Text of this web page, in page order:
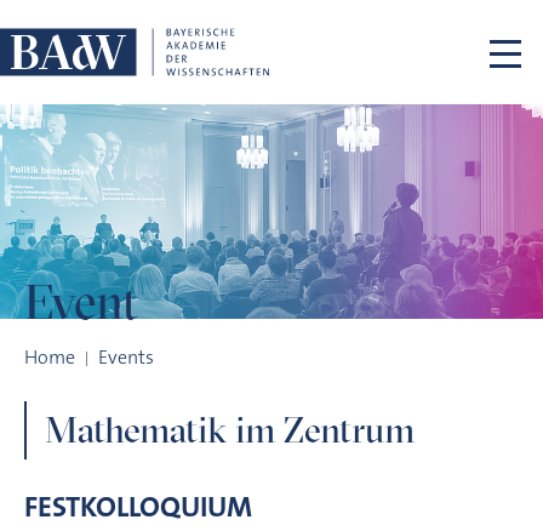
Event
Home Events
Mathematik im Zentrum
FESTKOLLOQUIUM